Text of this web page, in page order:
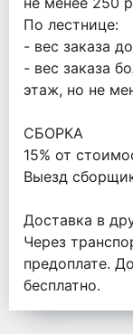
По лестнице:
- вес заказа
- вес заказа
этаж, но не
СБОРКА
15% от
Выезд
Доставка в
Через
предоплате.
бесплатно.